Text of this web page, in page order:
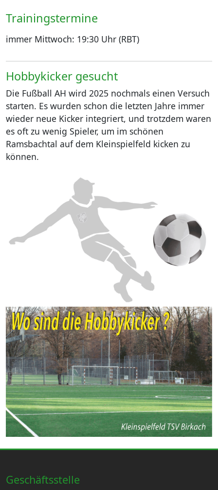
Trainingstermine
immer Mittwoch: 19:30 Uhr (RBT)
Hobbykicker gesucht
Die Fußball AH wird 2025 nochmals einen Versuch
starten. Es wurden schon die letzten Jahre immer
wieder neue Kicker integriert, und trotzdem waren
es oft zu wenig Spieler, um im schönen
Ramsbachtal auf dem Kleinspielfeld kicken zu
können.
Geschäftsstelle